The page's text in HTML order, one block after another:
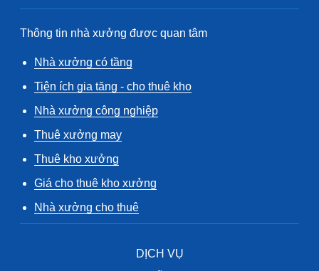
Thông tin nhà xưởng được quan tâm
Nhà xưởng có tầng
Tiện ích gia tăng - cho thuê kho
Nhà xưởng công nghiệp
Thuê xưởng may
Thuê kho xưởng
Giá cho thuê kho xưởng
Nhà xưởng cho thuê
DỊCH VỤ